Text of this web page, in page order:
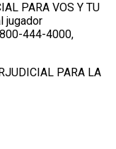
PARA VOS Y TU
jugador
444-4000,
PARA LA